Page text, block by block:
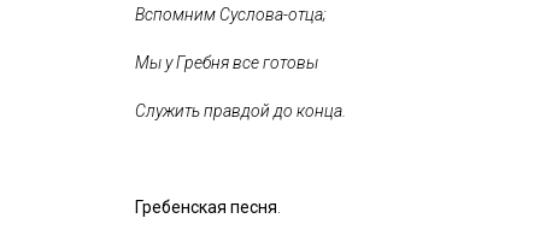
Вспомним Суслова-отца;
Мы у Гребня все готовы
Служить правдой до конца.
Гребенская песня